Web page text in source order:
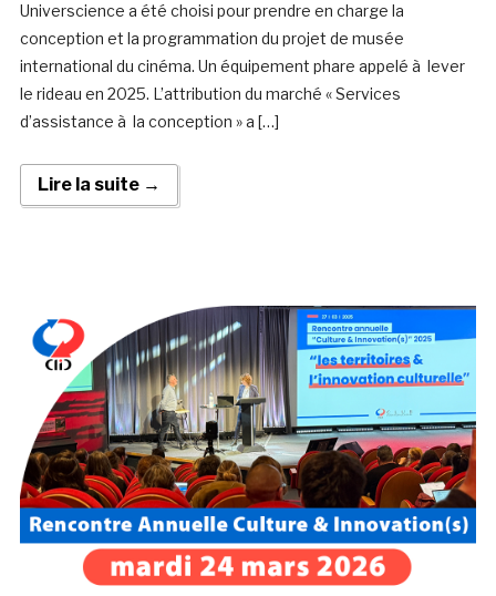
Universcience a été choisi pour prendre en charge la
conception et la programmation du projet de musée
international du cinéma. Un équipement phare appelé à lever
le rideau en 2025. L’attribution du marché « Services
d’assistance à la conception » a […]
Lire la suite →